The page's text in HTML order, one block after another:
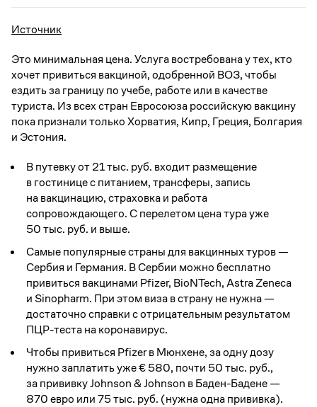
Источник
Это минимальная цена. Услуга востребована у тех, кто
хочет привиться вакциной, одобренной ВОЗ, чтобы
ездить за границу по учебе, работе или в качестве
туриста. Из всех стран Евросоюза российскую вакцину
пока признали только Хорватия, Кипр, Греция, Болгария
и Эстония.
В путевку от 21 тыс. руб. входит размещение
в гостинице с питанием, трансферы, запись
на вакцинацию, страховка и работа
сопровождающего. С перелетом цена тура уже
50 тыс. руб. и выше.
Самые популярные страны для вакцинных туров —
Сербия и Германия. В Сербии можно бесплатно
привиться вакцинами Pfizer, BioNTech, Astra Zeneca
и Sinopharm. При этом виза в страну не нужна —
достаточно справки с отрицательным результатом
ПЦР-теста на коронавирус.
Чтобы привиться Pfizer в Мюнхене, за одну дозу
нужно заплатить уже € 580, почти 50 тыс. руб.,
за прививку Johnson & Johnson в Баден-Бадене —
870 евро или 75 тыс. руб. (нужна одна прививка).